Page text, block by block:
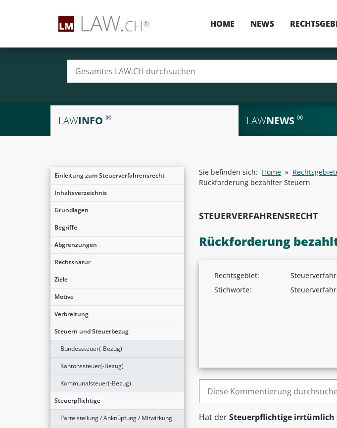
HOME NEWS
LAWINFO ® LAWNEWS ®
Einleitung zum Steuerverfahrensrecht
Inhaltsverzeichnis
Grundlagen
Begriffe
Abgrenzungen
Rechtsnatur
Ziele
Motive
Verbreitung
Steuern und Steuerbezug
Bundessteuer(-Bezug)
Kantonssteuer(-Bezug)
Kommunalsteuer(-Bezug)
Steuerpflichtige
Parteistellung / Anknüpfung / Mitwirkung
Sie befinden sich: Home »
Rückforderung bezahlter Steuern
STEUERVERFAHRENSRECHT
Rückforderung
Rechtsgebiet:
Stichworte:
Suchen nach:
Hat derSteuerpflichtige irrtümlich